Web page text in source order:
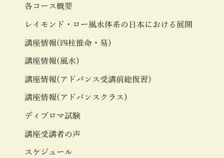
各コース概要
レイモンド・ロー風水体系の日本における展開
講座情報(四柱推命・易)
講座情報(風水)
講座情報(アドバンス受講前総復習)
講座情報(アドバンスクラス)
ディプロマ試験
講座受講者の声
スケジュール